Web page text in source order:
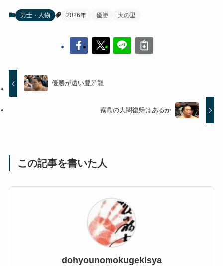
力士・人物 2026年 優勝 大の里
優勝が遠い豊昇龍
霧島の大関復帰はあるか
この記事を書いた人
dohyounomokugekisya